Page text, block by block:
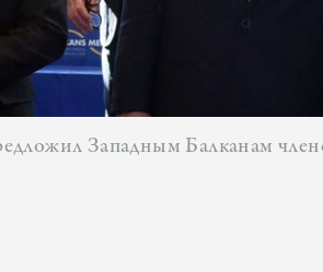
Западным Балканам